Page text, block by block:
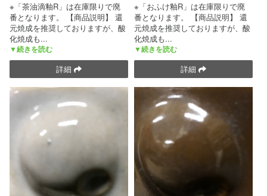
※「茶油滴釉R」は在庫限りで廃
番となります。 【商品説明】 還
元焼成を推奨しておりますが、酸
化焼成も...
▼続きを読む
詳細
※「おふけ釉R」は在庫限りで廃
番となります。 【商品説明】 還
元焼成を推奨しておりますが、酸
化焼成も...
▼続きを読む
詳細